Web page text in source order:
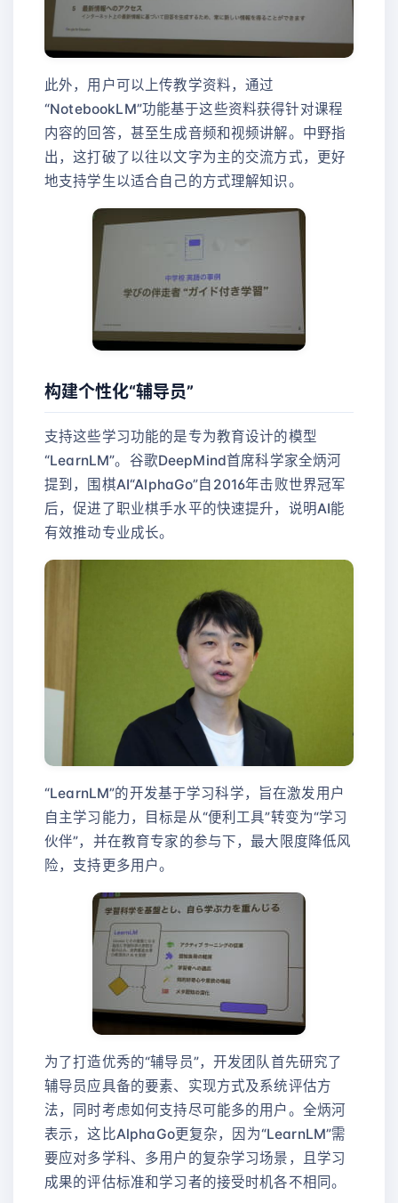
此外，用户可以上传教学资料，通过
“NotebookLM”功能基于这些资料获得针对课程
内容的回答，甚至生成音频和视频讲解。中野指
出，这打破了以往以文字为主的交流方式，更好
地支持学生以适合自己的方式理解知识。
构建个性化“辅导员”
支持这些学习功能的是专为教育设计的模型
“LearnLM”。谷歌DeepMind首席科学家全炳河
提到，围棋AI“AlphaGo”自2016年击败世界冠军
后，促进了职业棋手水平的快速提升，说明AI能
有效推动专业成长。
“LearnLM”的开发基于学习科学，旨在激发用户
自主学习能力，目标是从“便利工具”转变为“学习
伙伴”，并在教育专家的参与下，最大限度降低风
险，支持更多用户。
为了打造优秀的“辅导员”，开发团队首先研究了
辅导员应具备的要素、实现方式及系统评估方
法，同时考虑如何支持尽可能多的用户。全炳河
表示，这比AlphaGo更复杂，因为“LearnLM”需
要应对多学科、多用户的复杂学习场景，且学习
成果的评估标准和学习者的接受时机各不相同。